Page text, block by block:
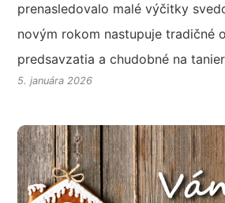
5. januára 2026
prenasledovalo malé výčitky
novým rokom nastupuje tradičné
predsavzatia a chudobné na